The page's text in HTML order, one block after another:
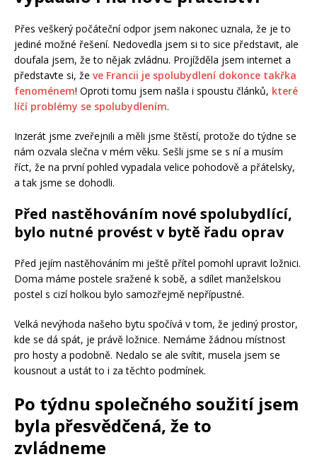
Přes veškerý počáteční odpor jsem nakonec uznala, že je to
jediné možné řešení. Nedovedla jsem si to sice představit, ale
doufala jsem, že to nějak zvládnu. Projížděla jsem internet a
představte si, že ve Francii je spolubydlení dokonce takřka
fenoménem! Oproti tomu jsem našla i spoustu článků, které
líčí problémy se spolubydlením.
Inzerát jsme zveřejnili a měli jsme štěstí, protože do týdne se
nám ozvala slečna v mém věku. Sešli jsme se s ní a musím
říct, že na první pohled vypadala velice pohodově a přátelsky,
a tak jsme se dohodli.
Před nastěhováním nové spolubydlící,
bylo nutné provést v bytě řadu oprav
Před jejím nastěhováním mi ještě přítel pomohl upravit ložnici.
Doma máme postele sražené k sobě, a sdílet manželskou
postel s cizí holkou bylo samozřejmě nepřípustné.
Velká nevýhoda našeho bytu spočívá v tom, že jediný prostor,
kde se dá spát, je právě ložnice. Nemáme žádnou místnost
pro hosty a podobně. Nedalo se ale svítit, musela jsem se
kousnout a ustát to i za těchto podmínek.
Po týdnu společného soužití jsem
byla přesvědčená, že to
zvládneme